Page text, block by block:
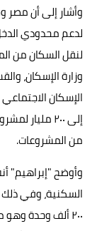
لدعم محدودي
وزارة الإسكان،
إلى ٢٠٠
من المشروعات.
٢٠٠ ألف وحدة